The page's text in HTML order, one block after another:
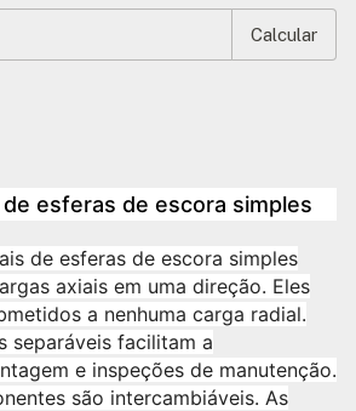
Calcular
esferas de escora simples
de esferas de escora simples
axiais em uma direção. Eles
a nenhuma carga radial.
separáveis facilitam a
e inspeções de manutenção.
são intercambiáveis. As